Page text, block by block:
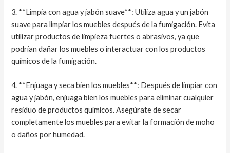
3. **Limpia con agua y jabón suave**: Utiliza agua y un jabón
suave para limpiar los muebles después de la fumigación. Evita
utilizar productos de limpieza fuertes o abrasivos, ya que
podrían dañar los muebles o interactuar con los productos
químicos de la fumigación.
4. **Enjuaga y seca bien los muebles**: Después de limpiar con
agua y jabón, enjuaga bien los muebles para eliminar cualquier
residuo de productos químicos. Asegúrate de secar
completamente los muebles para evitar la formación de moho
o daños por humedad.